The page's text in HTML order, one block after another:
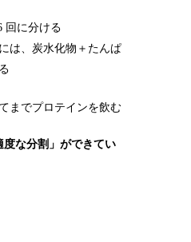
回に分ける
は、炭水化物＋たんぱ
までプロテインを飲む
度な分割」ができてい